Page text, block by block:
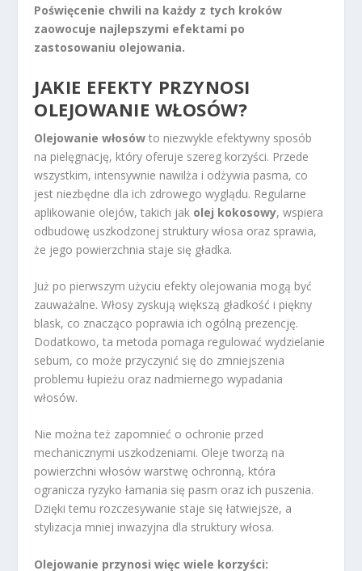
Poświęcenie chwili na każdy z tych kroków
zaowocuje najlepszymi efektami po
zastosowaniu olejowania.
JAKIE EFEKTY PRZYNOSI
OLEJOWANIE WŁOSÓW?
Olejowanie włosów to niezwykle efektywny sposób
na pielęgnację, który oferuje szereg korzyści. Przede
wszystkim, intensywnie nawilża i odżywia pasma, co
jest niezbędne dla ich zdrowego wyglądu. Regularne
aplikowanie olejów, takich jak olej kokosowy, wspiera
odbudowę uszkodzonej struktury włosa oraz sprawia,
że jego powierzchnia staje się gładka.
Już po pierwszym użyciu efekty olejowania mogą być
zauważalne. Włosy zyskują większą gładkość i piękny
blask, co znacząco poprawia ich ogólną prezencję.
Dodatkowo, ta metoda pomaga regulować wydzielanie
sebum, co może przyczynić się do zmniejszenia
problemu łupieżu oraz nadmiernego wypadania
włosów.
Nie można też zapomnieć o ochronie przed
mechanicznymi uszkodzeniami. Oleje tworzą na
powierzchni włosów warstwę ochronną, która
ogranicza ryzyko łamania się pasm oraz ich puszenia.
Dzięki temu rozczesywanie staje się łatwiejsze, a
stylizacja mniej inwazyjna dla struktury włosa.
Olejowanie przynosi więc wiele korzyści: